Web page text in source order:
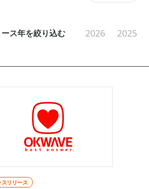
ース年を絞り込む 2026 2025
スリリース